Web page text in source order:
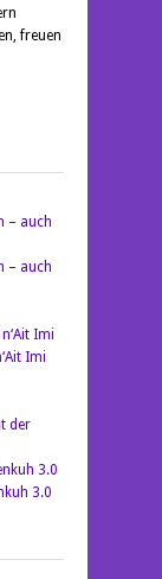
freuen
– auch
– auch
Imi
Imi
der
3.0
3.0